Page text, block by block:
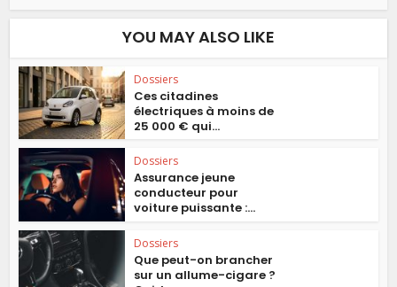
YOU MAY ALSO LIKE
Dossiers
Ces citadines
électriques à moins de
25 000 € qui...
Dossiers
Assurance jeune
conducteur pour
voiture puissante :...
Dossiers
Que peut-on brancher
sur un allume-cigare ?